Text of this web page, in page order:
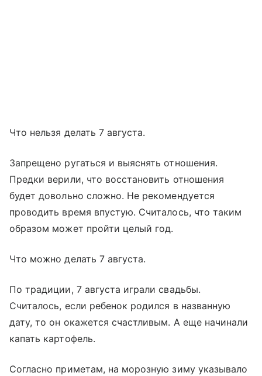
Что нельзя делать 7 августа.
Запрещено ругаться и выяснять отношения.
Предки верили, что восстановить отношения
будет довольно сложно. Не рекомендуется
проводить время впустую. Считалось, что таким
образом может пройти целый год.
Что можно делать 7 августа.
По традиции, 7 августа играли свадьбы.
Считалось, если ребенок родился в названную
дату, то он окажется счастливым. А еще начинали
капать картофель.
Согласно приметам, на морозную зиму указывало